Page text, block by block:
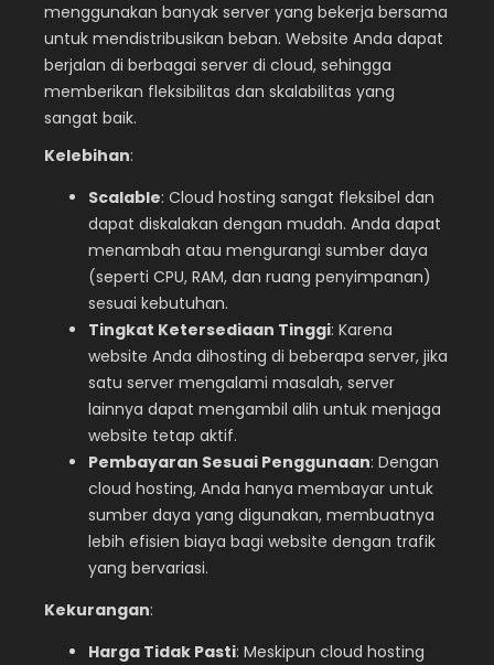
menggunakan banyak server yang bekerja bersama
untuk mendistribusikan beban. Website Anda dapat
berjalan di berbagai server di cloud, sehingga
memberikan fleksibilitas dan skalabilitas yang
sangat baik.
Kelebihan:
Scalable: Cloud hosting sangat fleksibel dan
dapat diskalakan dengan mudah. Anda dapat
menambah atau mengurangi sumber daya
(seperti CPU, RAM, dan ruang penyimpanan)
sesuai kebutuhan.
Tingkat Ketersediaan Tinggi: Karena
website Anda dihosting di beberapa server, jika
satu server mengalami masalah, server
lainnya dapat mengambil alih untuk menjaga
website tetap aktif.
Pembayaran Sesuai Penggunaan: Dengan
cloud hosting, Anda hanya membayar untuk
sumber daya yang digunakan, membuatnya
lebih efisien biaya bagi website dengan trafik
yang bervariasi.
Kekurangan:
Harga Tidak Pasti: Meskipun cloud hosting